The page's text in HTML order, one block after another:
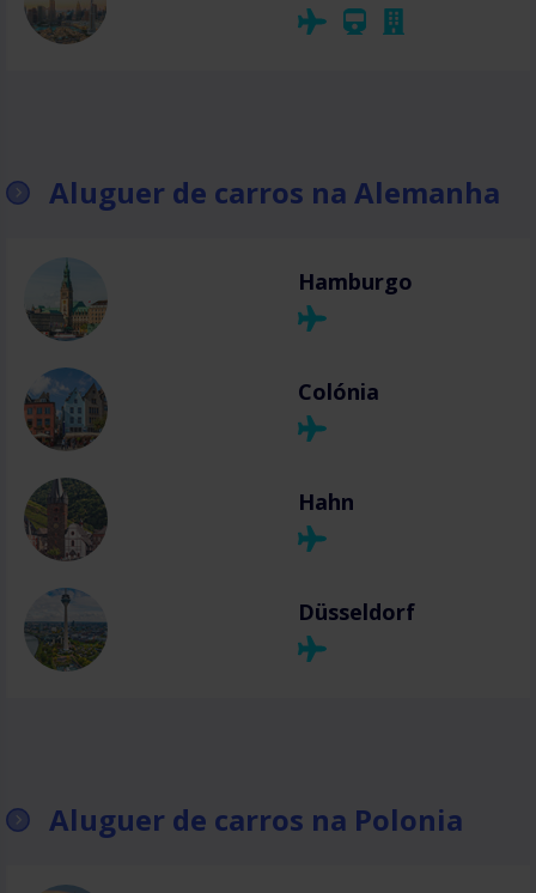
Aluguer de carros na Alemanha
Hamburgo
Colónia
Hahn
Düsseldorf
Aluguer de carros na Polonia